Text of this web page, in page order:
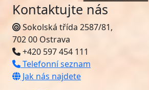
Kontaktujte nás
Sokolská třída 2587/81,
702 00 Ostrava
+420 597 454 111
Telefonní seznam
Jak nás najdete